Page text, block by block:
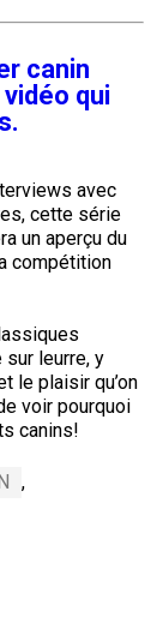
canin
qui
avec
cette série
un aperçu du
compétition
sur leurre, y
le plaisir qu’on
voir pourquoi
canins!
,